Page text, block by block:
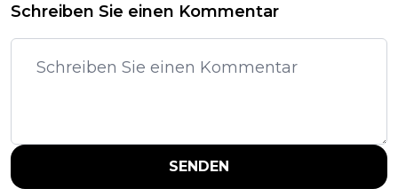
Schreiben Sie einen Kommentar
SENDEN